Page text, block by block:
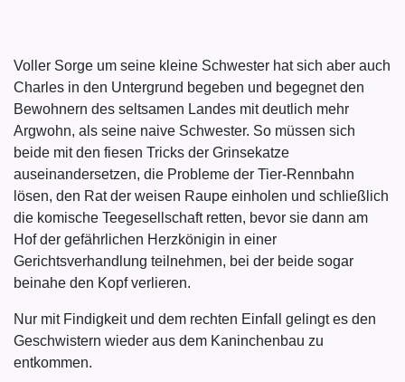
Voller Sorge um seine kleine Schwester hat sich aber auch
Charles in den Untergrund begeben und begegnet den
Bewohnern des seltsamen Landes mit deutlich mehr
Argwohn, als seine naive Schwester. So müssen sich
beide mit den fiesen Tricks der Grinsekatze
auseinandersetzen, die Probleme der Tier-Rennbahn
lösen, den Rat der weisen Raupe einholen und schließlich
die komische Teegesellschaft retten, bevor sie dann am
Hof der gefährlichen Herzkönigin in einer
Gerichtsverhandlung teilnehmen, bei der beide sogar
beinahe den Kopf verlieren.
Nur mit Findigkeit und dem rechten Einfall gelingt es den
Geschwistern wieder aus dem Kaninchenbau zu
entkommen.